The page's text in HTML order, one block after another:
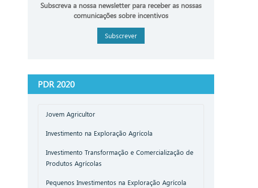
Subscreva a nossa newsletter para receber as nossas
comunicações sobre incentivos
Subscrever
PDR 2020
Jovem Agricultor
Investimento na Exploração Agrícola
Investimento Transformação e Comercialização de
Produtos Agrícolas
Pequenos Investimentos na Exploração Agrícola